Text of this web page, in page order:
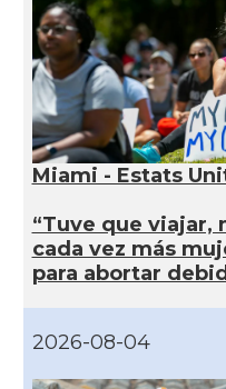
Miami - Estats
“Tuve que viajar,
cada vez más
para abortar
2026-08-04